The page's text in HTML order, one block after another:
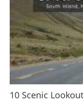
10 Scenic